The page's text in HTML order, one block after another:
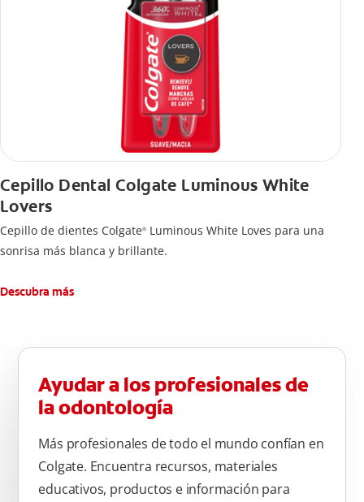
Cepillo Dental Colgate Luminous White
Lovers
Cepillo de dientes Colgate® Luminous White Loves para una
sonrisa más blanca y brillante.
Descubra más
Ayudar a los profesionales de
la odontología
Más profesionales de todo el mundo confían en
Colgate. Encuentra recursos, materiales
educativos, productos e información para